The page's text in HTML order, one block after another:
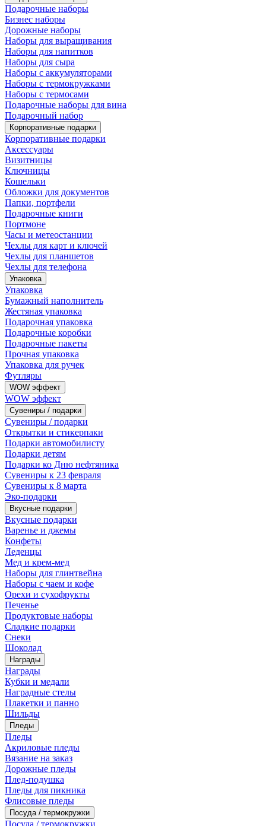
Подарочные наборы
Бизнес наборы
Дорожные наборы
Наборы для выращивания
Наборы для напитков
Наборы для сыра
Наборы с аккумуляторами
Наборы с термокружками
Наборы с термосами
Подарочные наборы для вина
Подарочный набор
Корпоративные подарки
Корпоративные подарки
Аксессуары
Визитницы
Ключницы
Кошельки
Обложки для документов
Папки, портфели
Подарочные книги
Портмоне
Часы и метеостанции
Чехлы для карт и ключей
Чехлы для планшетов
Чехлы для телефона
Упаковка
Упаковка
Бумажный наполнитель
Жестяная упаковка
Подарочная упаковка
Подарочные коробки
Подарочные пакеты
Прочная упаковка
Упаковка для ручек
Футляры
WOW эффект
WOW эффект
Сувениры / подарки
Сувениры / подарки
Открытки и стикерпаки
Подарки автомобилисту
Подарки детям
Подарки ко Дню нефтяника
Сувениры к 23 февраля
Сувениры к 8 марта
Эко-подарки
Вкусные подарки
Вкусные подарки
Варенье и джемы
Конфеты
Леденцы
Мед и крем-мед
Наборы для глинтвейна
Наборы с чаем и кофе
Орехи и сухофрукты
Печенье
Продуктовые наборы
Сладкие подарки
Снеки
Шоколад
Награды
Награды
Кубки и медали
Наградные стелы
Плакетки и панно
Шильды
Пледы
Пледы
Акриловые пледы
Вязание на заказ
Дорожные пледы
Плед-подушка
Пледы для пикника
Флисовые пледы
Посуда / термокружки
Посуда / термокружки